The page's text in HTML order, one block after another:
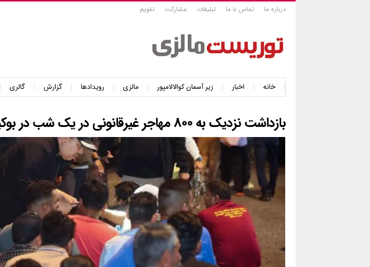
درباره ما تماس با ما تبلیغات مشارکت تقویم
خانه اخبار زیر آسمان کوالالامپور مالزی رویدادها گزارش گالری
بازداشت نزدیک به ۸۰۰ مهاجر غیرقانونی در یک شب در بوکیت بینتانگ